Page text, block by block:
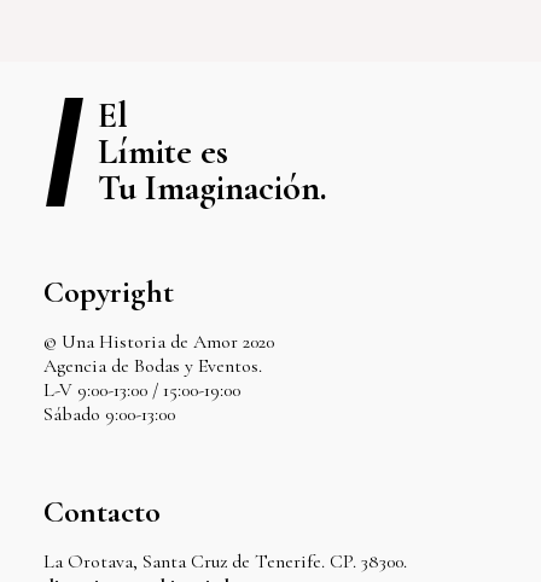
El
Límite es
Tu Imaginación.
Copyright
© Una Historia de Amor 2020
Agencia de Bodas y Eventos.
L-V 9:00-13:00 / 15:00-19:00
Sábado 9:00-13:00
Contacto
La Orotava, Santa Cruz de Tenerife. CP. 38300.